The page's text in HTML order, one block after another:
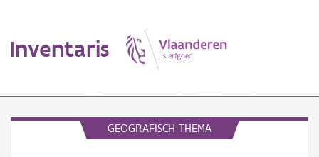
Inventaris
GEOGRAFISCH THEMA